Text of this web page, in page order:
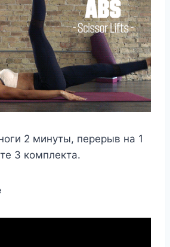
2 минуты, перерыв на 1
3 комплекта.